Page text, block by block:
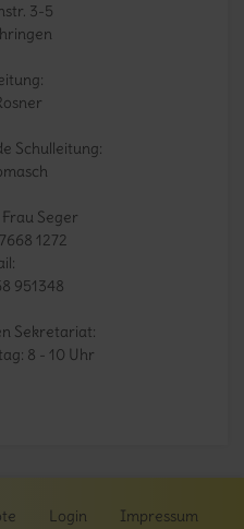
3-5
Schulleitung:
Frau Seger
1272
951348
Sekretariat:
8 - 10 Uhr
Login Impressum